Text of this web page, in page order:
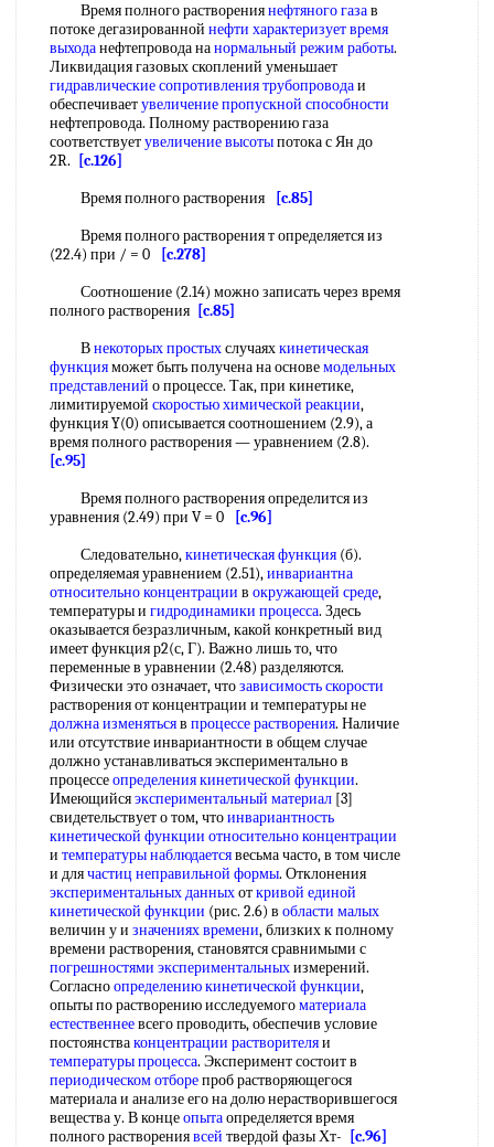
Время полного растворениянефтяного газав
потоке дегазированной нефти характеризуетвремя
выходанефтепровода нанормальный режим работы.
Ликвидация газовых скоплений уменьшает
гидравлические сопротивления трубопроводаи
обеспечиваетувеличение пропускной способности
нефтепровода. Полному растворению газа
соответствуетувеличение высотыпотока с Ян до
2R.
[c.126]
Время полного растворения
[c.85]
Время полного растворения т определяется из
(22.4) при / = 0
[c.278]
Соотношение (2.14) можно записать через время
полного растворения [c.85]
Внекоторых простыхслучаяхкинетическая
функцияможет быть получена на основемодельных
представлений о процессе. Так, при кинетике,
лимитируемой скоростью химической реакции,
функция Y(0) описывается соотношением (2.9), а
время полного растворения — уравнением (2.8).
[c.95]
Время полного растворения определится из
уравнения (2.49) при V = 0
[c.96]
Следовательно,кинетическая функция (б).
определяемая уравнением (2.51),инвариантна
относительно концентрации в окружающей среде,
температуры и гидродинамики процесса. Здесь
оказывается безразличным, какой конкретный вид
имеет функция р2(с, Г). Важно лишь то, что
переменные в уравнении (2.48) разделяются.
Физически это означает, чтозависимость скорости
растворения от концентрации и температуры не
должна изменятьсяв процессе растворения. Наличие
или отсутствие инвариантности в общем случае
должно устанавливаться экспериментально в
процессеопределения кинетической функции.
Имеющийсяэкспериментальный материал [3]
свидетельствует о том, чтоинвариантность
кинетической функции относительно концентрации
и температуры наблюдаетсявесьма часто, в том числе
и длячастиц неправильной формы. Отклонения
экспериментальных данныхоткривой единой
кинетической функции (рис. 2.6) в области малых
величин у и значениях времени, близких к полному
времени растворения, становятся сравнимыми с
погрешностями экспериментальныхизмерений.
Согласноопределению кинетической функции,
опыты по растворению исследуемогоматериала
естественнеевсего проводить, обеспечив условие
постоянстваконцентрации растворителяи
температуры процесса. Эксперимент состоит в
периодическом отборепроб растворяющегося
материала и анализе его на долю нерастворившегося
вещества у. В концеопытаопределяется время
полного растворениявсей твердой фазы Хт- [c.96]